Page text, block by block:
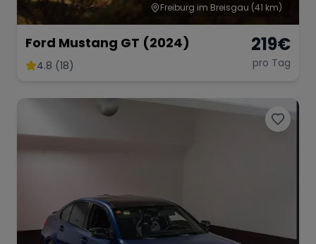
Freiburg im Breisgau (41 km)
Ford Mustang GT (2024)
4.8 (18)
219€
pro Tag